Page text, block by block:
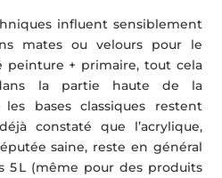
influent sensiblement
mates ou velours pour le
peinture + primaire, tout cela
la partie haute de la
bases classiques restent
constaté que l’acrylique,
saine, reste en général
5 L (même pour des produits